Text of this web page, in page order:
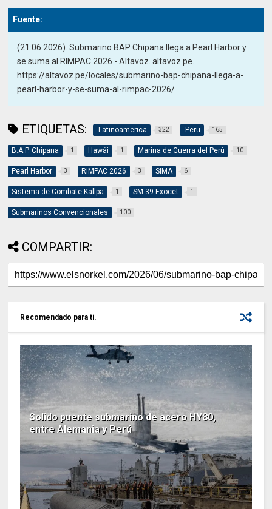
Fuente:
(21:06:2026). Submarino BAP Chipana llega a Pearl Harbor y
se suma al RIMPAC 2026 - Altavoz. altavoz.pe.
https://altavoz.pe/locales/submarino-bap-chipana-llega-a-
pearl-harbor-y-se-suma-al-rimpac-2026/
ETIQUETAS: .Latinoamerica 322 .Peru 165
B.A.P. Chipana 1 Hawái 1 Marina de Guerra del Perú 10
Pearl Harbor 3 RIMPAC 2026 3 SIMA 6
Sistema de Combate Kallpa 1 SM-39 Exocet 1
Submarinos Convencionales 100
COMPARTIR:
Recomendado para ti.
Solido puente submarino de acero HY80,
entre Alemania y Perú